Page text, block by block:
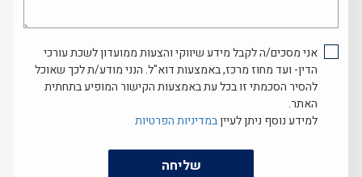
אני מסכים/ה לקבל מידע שיווקי והצעות ממועדון לשכת עורכי
הדין- ועד מחוז מרכז, באמצעות דוא"ל. הנני מודע/ת לכך שאוכל
להסיר הסכמתי זו בכל עת באמצעות הקישור המופיע בתחתית
האתר.
למידע נוסף ניתן לעייןבמדיניות הפרטיות
שליחה